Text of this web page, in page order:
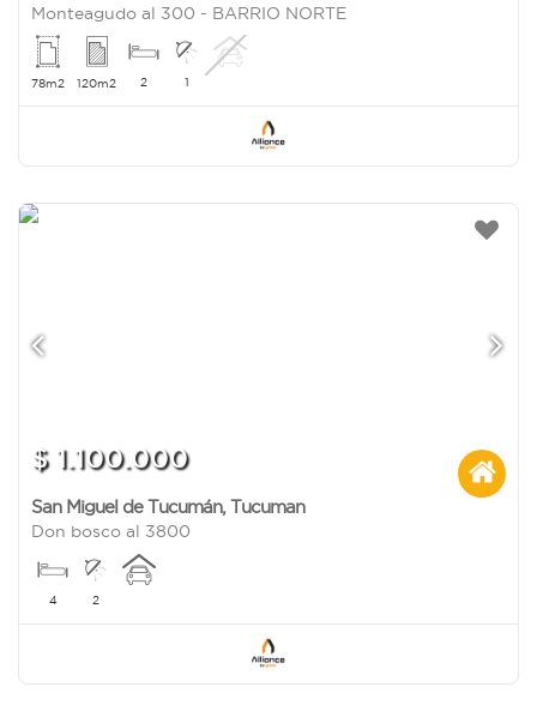
Monteagudo al 300 - BARRIO NORTE
78m2 120m2 2 1
$ 1.100.000
San Miguel de Tucumán, Tucuman
Don bosco al 3800
4 2